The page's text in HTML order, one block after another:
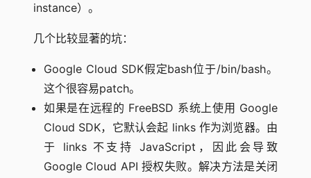
instance）。
几个比较显著的坑：
Google Cloud SDK假定bash位于/bin/bash。
这个很容易patch。
如果是在远程的 FreeBSD 系统上使用 Google
Cloud SDK，它默认会起 links 作为浏览器。由
于 links 不支持 JavaScript，因此会导致
Google Cloud API 授权失败。解决方法是关闭